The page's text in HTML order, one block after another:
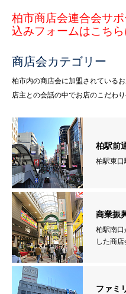
柏市商店会連合会サ
込みフォームはこちら
商店会カテゴリー
柏市内の商店会に加盟されているお
店主との会話の中でお店のこだわ
柏駅前
柏駅東口
商業振
柏駅南口
した商店
ファミ